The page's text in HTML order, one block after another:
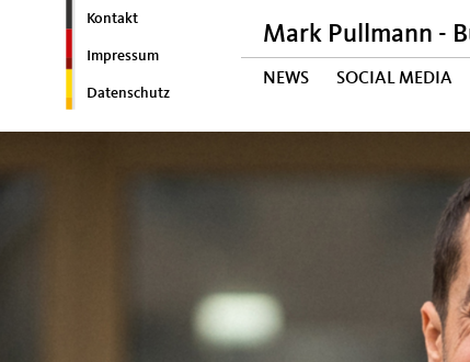
Kontakt
Impressum
Datenschutz
Mark Pullmann -
NEWS SOCIAL MEDIA